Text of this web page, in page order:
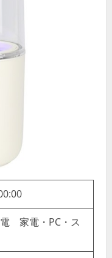
家電・PC・ス